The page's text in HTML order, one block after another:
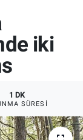
iki
1 DK
SÜRESI